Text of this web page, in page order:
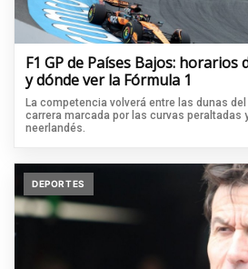
F1 GP de Países Bajos: horarios
y dónde ver la Fórmula 1
La competencia volverá entre las dunas
carrera marcada por las curvas peraltadas
neerlandés.
DEPORTES